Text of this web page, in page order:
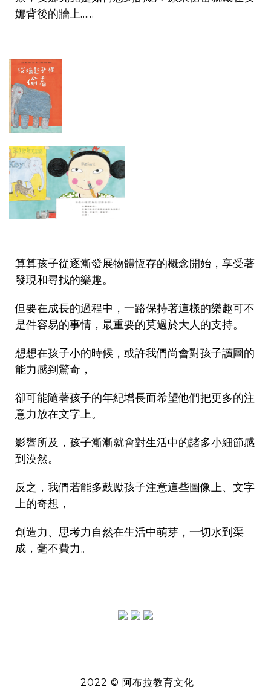
娜背後的牆上……
算算孩子從逐漸發展物體恆存的概念開始，享受著
發現和尋找的樂趣。
但要在成長的過程中，一路保持著這樣的樂趣可不
是件容易的事情，最重要的莫過於大人的支持。
想想在孩子小的時候，或許我們尚會對孩子讀圖的
能力感到驚奇，
卻可能隨著孩子的年紀增長而希望他們把更多的注
意力放在文字上。
影響所及，孩子漸漸就會對生活中的諸多小細節感
到漠然。
反之，我們若能多鼓勵孩子注意這些圖像上、文字
上的奇想，
創造力、思考力自然在生活中萌芽，一切水到渠
成，毫不費力。
2022 © 阿布拉教育文化